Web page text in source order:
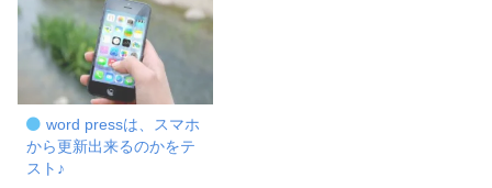
word pressは、スマホ
から更新出来るのかをテ
スト♪